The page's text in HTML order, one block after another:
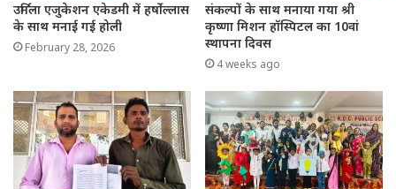
उर्मिला एजुकेशन एकेडमी में हर्षोल्लास
के साथ मनाई गई होली
February 28, 2026
संकल्पों के साथ मनाया गया श्री
कृष्णा मिशन हॉस्पिटल का 10वां
स्थापना दिवस
4 weeks ago